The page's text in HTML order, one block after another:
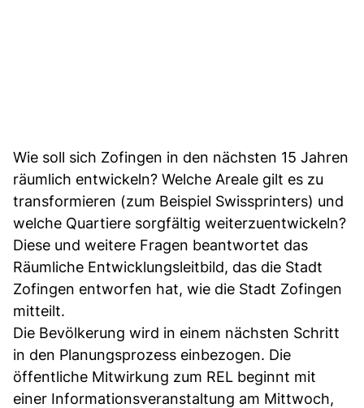
Wie soll sich Zofingen in den nächsten 15 Jahren
räumlich entwickeln? Welche Areale gilt es zu
transformieren (zum Beispiel Swissprinters) und
welche Quartiere sorgfältig weiterzuentwickeln?
Diese und weitere Fragen beantwortet das
Räumliche Entwicklungsleitbild, das die Stadt
Zofingen entworfen hat, wie die Stadt Zofingen
mitteilt.
Die Bevölkerung wird in einem nächsten Schritt
in den Planungsprozess einbezogen. Die
öffentliche Mitwirkung zum REL beginnt mit
einer Informationsveranstaltung am Mittwoch,